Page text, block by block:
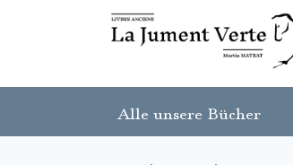
Alle unsere Bücher